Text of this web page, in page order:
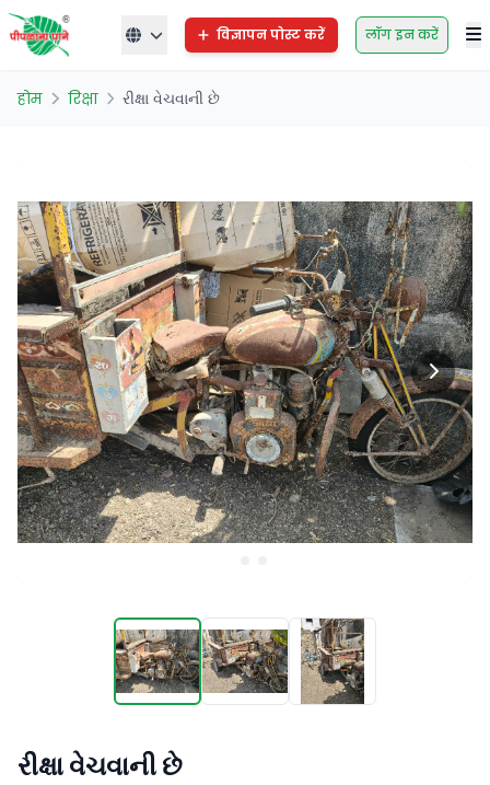
विज्ञापन पोस्ट करें लॉग इन करें
होम रिक्षा રીક્ષા વેચવાની છે
રીક્ષા વેચવાની છે